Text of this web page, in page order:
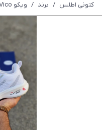
کتونی اطلس / برند / ویکو Vico